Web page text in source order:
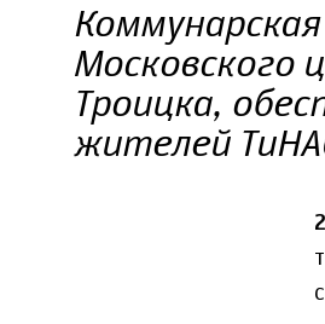
Московского
Троицка,
жителей